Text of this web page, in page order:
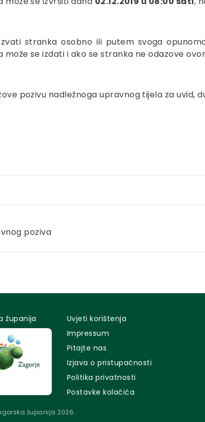
stranka osobno ili putem svoga
može se izdati i ako se stranka ne odazove
pozivu nadležnoga upravnog tijela za uvid,
poziva
županija
Uvjeti korištenja
Impressum
Pitajte nas
Izjava o pristupačnosti
Politika privatnosti
Postavke kolačića
županija 2026.